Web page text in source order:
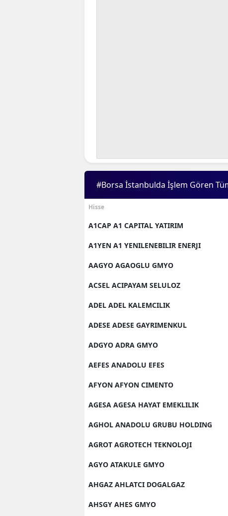
#Borsa İstanbulda İşlem Gören
Hisse
A1CAP A1 CAPITAL YATIRIM
A1YEN A1 YENILENEBILIR ENERJI
AAGYO AGAOGLU GMYO
ACSEL ACIPAYAM SELULOZ
ADEL ADEL KALEMCILIK
ADESE ADESE GAYRIMENKUL
ADGYO ADRA GMYO
AEFES ANADOLU EFES
AFYON AFYON CIMENTO
AGESA AGESA HAYAT EMEKLILIK
AGHOL ANADOLU GRUBU HOLDING
AGROT AGROTECH TEKNOLOJI
AGYO ATAKULE GMYO
AHGAZ AHLATCI DOGALGAZ
AHSGY AHES GMYO